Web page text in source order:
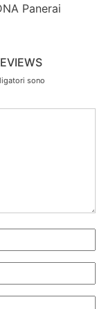
Panerai
sono